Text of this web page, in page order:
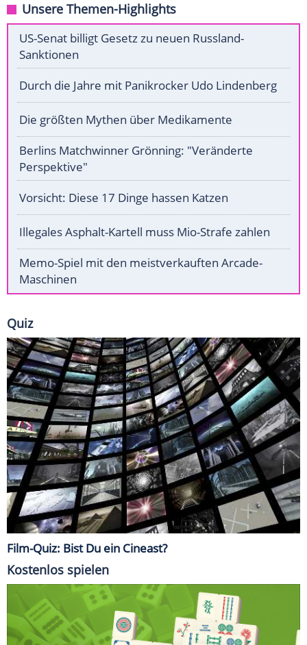
Unsere Themen-Highlights
US-Senat billigt Gesetz zu neuen Russland-
Sanktionen
Durch die Jahre mit Panikrocker Udo Lindenberg
Die größten Mythen über Medikamente
Berlins Matchwinner Grönning: "Veränderte
Perspektive"
Vorsicht: Diese 17 Dinge hassen Katzen
Illegales Asphalt-Kartell muss Mio-Strafe zahlen
Memo-Spiel mit den meistverkauften Arcade-
Maschinen
Quiz
Film-Quiz: Bist Du ein Cineast?
Kostenlos spielen